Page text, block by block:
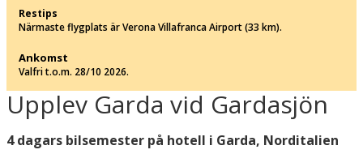
Upplev Garda vid Gardasjön
4 dagars bilsemester på hotell i Garda, Norditalien
Restips
Närmaste flygplats är Verona Villafranca Airport (33 km).
Ankomst
Valfri t.o.m. 28/10 2026.